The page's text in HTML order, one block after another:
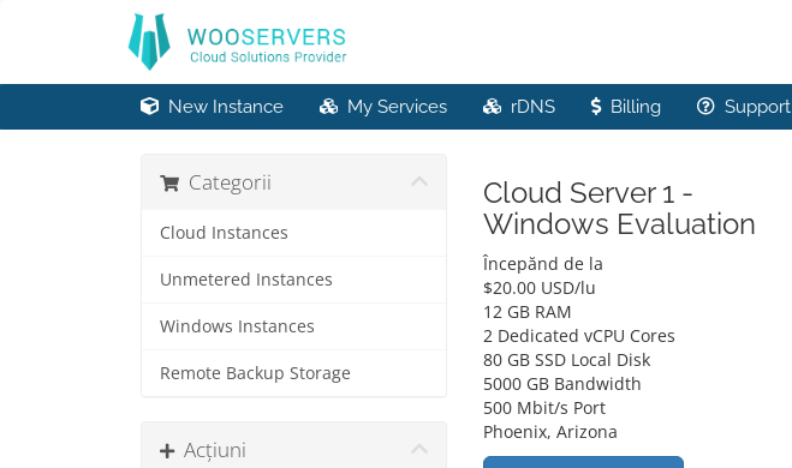
New Instance My Services rDNS Billing Support
Categorii
Cloud Instances
Unmetered Instances
Windows Instances
Remote Backup Storage
Acțiuni
Cloud Server 1 -
Windows Evaluation
Începănd de la
$20.00 USD/lu
12 GB RAM
2 Dedicated vCPU Cores
80 GB SSD Local Disk
5000 GB Bandwidth
500 Mbit/s Port
Phoenix, Arizona